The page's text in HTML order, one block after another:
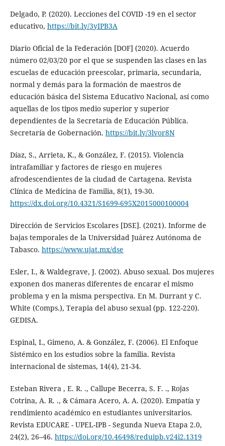
Delgado, P. (2020). Lecciones del COVID -19 en el sector
educativo, https://bit.ly/3yIPB3A
Diario Oficial de la Federación [DOF] (2020). Acuerdo
número 02/03/20 por el que se suspenden las clases en las
escuelas de educación preescolar, primaria, secundaria,
normal y demás para la formación de maestros de
educación básica del Sistema Educativo Nacional, así como
aquellas de los tipos medio superior y superior
dependientes de la Secretaría de Educación Pública.
Secretaría de Gobernación. https://bit.ly/3lvor8N
Díaz, S., Arrieta, K., & González, F. (2015). Violencia
intrafamiliar y factores de riesgo en mujeres
afrodescendientes de la ciudad de Cartagena. Revista
Clínica de Medicina de Familia, 8(1), 19-30.
https://dx.doi.org/10.4321/S1699-695X2015000100004
Dirección de Servicios Escolares [DSE]. (2021). Informe de
bajas temporales de la Universidad Juárez Autónoma de
Tabasco. https://www.ujat.mx/dse
Esler, I., & Waldegrave, J. (2002). Abuso sexual. Dos mujeres
exponen dos maneras diferentes de encarar el mismo
problema y en la misma perspectiva. En M. Durrant y C.
White (Comps.), Terapia del abuso sexual (pp. 122-220).
GEDISA.
Espinal, I., Gimeno, A. & González, F. (2006). El Enfoque
Sistémico en los estudios sobre la familia. Revista
internacional de sistemas, 14(4), 21-34.
Esteban Rivera , E. R. ., Callupe Becerra, S. F. ., Rojas
Cotrina, A. R. ., & Cámara Acero, A. A. (2020). Empatía y
rendimiento académico en estudiantes universitarios.
Revista EDUCARE - UPEL-IPB - Segunda Nueva Etapa 2.0,
24(2), 26–46. https://doi.org/10.46498/reduipb.v24i2.1319